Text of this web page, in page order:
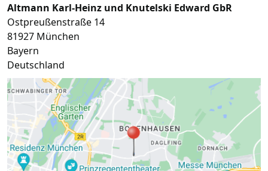
Altmann Karl-Heinz und Knutelski Edward GbR
Ostpreußenstraße 14
81927 München
Bayern
Deutschland